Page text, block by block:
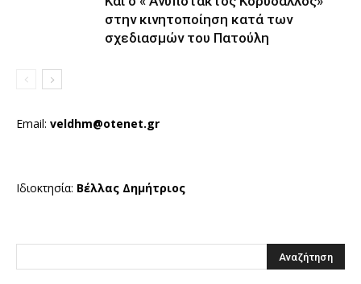
στην κινητοποίηση κατά των
σχεδιασμών του Πατούλη
Email: veldhm@otenet.gr
Ιδιοκτησία: Βέλλας Δημήτριος